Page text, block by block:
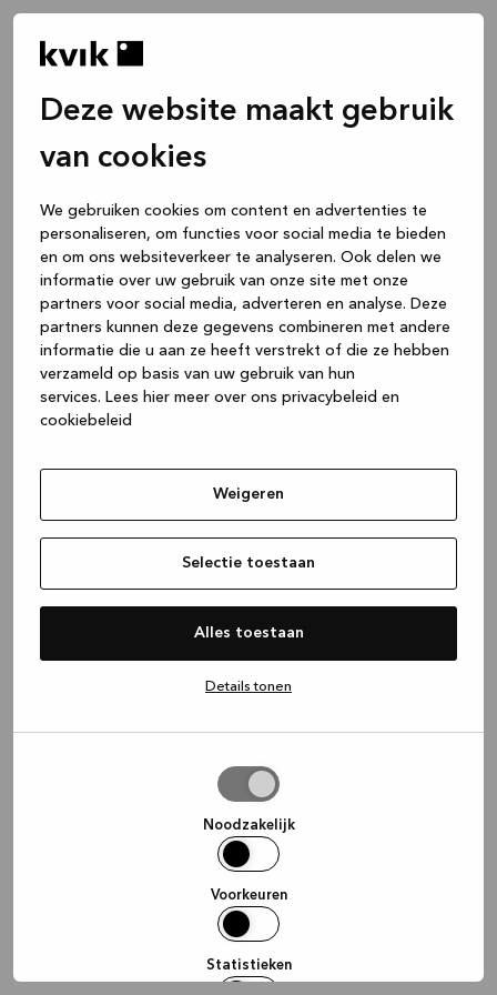
Deze website maakt gebruik
van cookies
We gebruiken cookies om content en advertenties te
personaliseren, om functies voor social media te bieden
en om ons websiteverkeer te analyseren. Ook delen we
informatie over uw gebruik van onze site met onze
partners voor social media, adverteren en analyse. Deze
partners kunnen deze gegevens combineren met andere
informatie die u aan ze heeft verstrekt of die ze hebben
verzameld op basis van uw gebruik van hun
services. Lees hier meer over ons privacybeleid en
cookiebeleid
Weigeren
Selectie toestaan
Alles toestaan
Details tonen
Noodzakelijk
Voorkeuren
Statistieken
(see the browser console for more
information).